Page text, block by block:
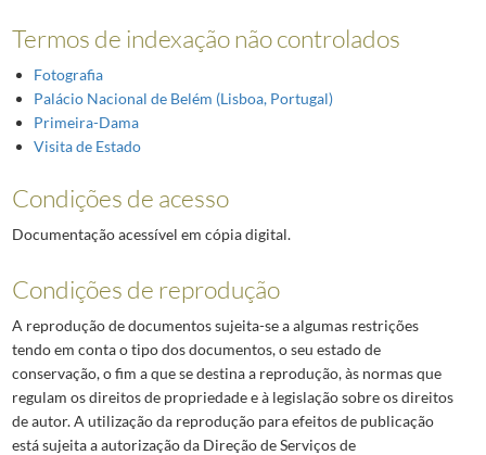
Termos de indexação não controlados
Fotografia
Palácio Nacional de Belém (Lisboa, Portugal)
Primeira-Dama
Visita de Estado
Condições de acesso
Documentação acessível em cópia digital.
Condições de reprodução
A reprodução de documentos sujeita-se a algumas restrições
tendo em conta o tipo dos documentos, o seu estado de
conservação, o fim a que se destina a reprodução, às normas que
regulam os direitos de propriedade e à legislação sobre os direitos
de autor. A utilização da reprodução para efeitos de publicação
está sujeita a autorização da Direção de Serviços de